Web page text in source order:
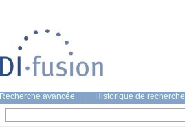
Recherche avancée Historique de recherche